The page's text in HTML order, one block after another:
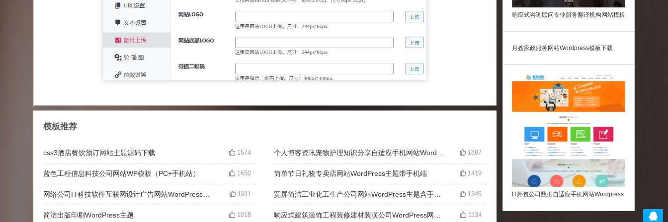
模板推荐
css3酒店餐饮预订网站主题源码下载 1574 个人博客资讯宠物护理知识分享自适应手机网站WordPress主题 1897
蓝色工程信息科技公司网站WP模板（PC+手机站） 1650 简单节日礼物专卖店网站WordPress主题带手机端 1419
网络公司IT科技软件互联网设计广告网站WordPress主题模板 1911 宽屏简洁工业化工生产公司网站WordPress主题含手机站 1346
简洁出版印刷WordPress主题 1018 响应式建筑装饰工程装修建材装潢公司WordPress网站主题 1134